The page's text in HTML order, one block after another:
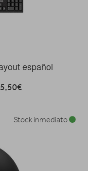
español
5,50€
Stock inmediato